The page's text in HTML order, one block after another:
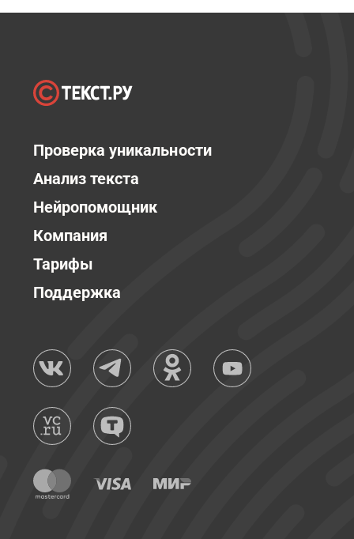
Проверка уникальности
Анализ текста
Нейропомощник
Компания
Тарифы
Поддержка